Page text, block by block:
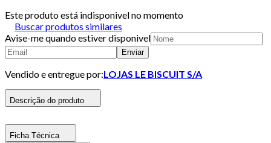
Este produto está indisponivel no momento
Buscar produtos similares
Avise-me quando estiver disponivel
Enviar
Vendido e entregue por:LOJAS LE BISCUIT S/A
Descrição do produto
Ficha Técnica